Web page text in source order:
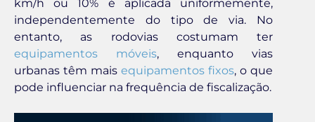
km/h ou 10% é aplicada uniformemente,
independentemente do tipo de via. No
entanto, as rodovias costumam ter
equipamentos móveis, enquanto vias
urbanas têm mais equipamentos fixos, o que
pode influenciar na frequência de fiscalização.